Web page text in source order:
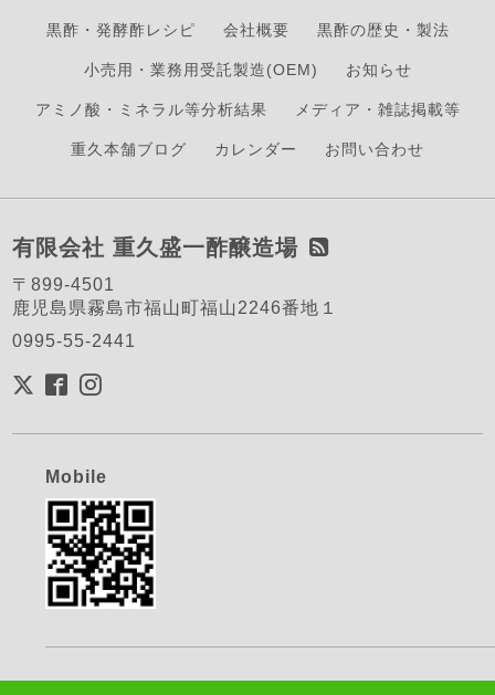
黒酢・発酵酢レシピ 会社概要 黒酢の歴史・製法
小売用・業務用受託製造(OEM) お知らせ
アミノ酸・ミネラル等分析結果 メディア・雑誌掲載等
重久本舗ブログ カレンダー お問い合わせ
有限会社 重久盛一酢醸造場
〒899-4501
鹿児島県霧島市福山町福山2246番地１
0995-55-2441
Mobile